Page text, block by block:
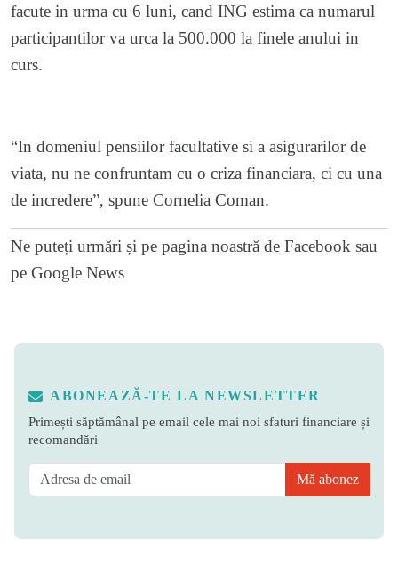
facute in urma cu 6 luni, cand ING estima ca numarul
participantilor va urca la 500.000 la finele anului in
curs.
“In domeniul pensiilor facultative si a asigurarilor de
viata, nu ne confruntam cu o criza financiara, ci cu una
de incredere”, spune Cornelia Coman.
Ne puteți urmări și pe pagina noastră de Facebook sau
pe Google News
ABONEAZĂ-TE LA NEWSLETTER
Primești săptămânal pe email cele mai noi sfaturi financiare și
recomandări
Mă abonez